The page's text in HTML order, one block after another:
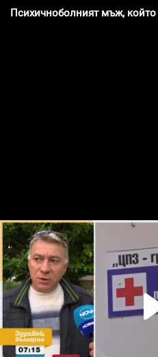
Психичноболният мъж,